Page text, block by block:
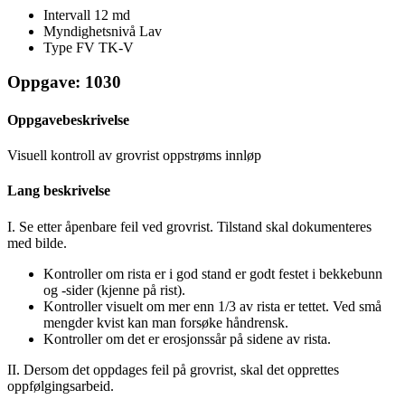
Intervall 12 md
Myndighetsnivå Lav
Type FV TK-V
Oppgave: 1030
Oppgavebeskrivelse
Visuell kontroll av grovrist oppstrøms innløp
Lang beskrivelse
I. Se etter åpenbare feil ved grovrist. Tilstand skal dokumenteres
med bilde.
Kontroller om rista er i god stand er godt festet i bekkebunn
og -sider (kjenne på rist).
Kontroller visuelt om mer enn 1/3 av rista er tettet. Ved små
mengder kvist kan man forsøke håndrensk.
Kontroller om det er erosjonssår på sidene av rista.
II. Dersom det oppdages feil på grovrist, skal det opprettes
oppfølgingsarbeid.